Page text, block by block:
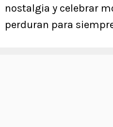
nostalgia y celebrar
perduran para